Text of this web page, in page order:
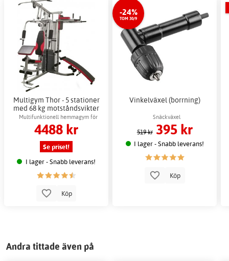
Multigym Thor - 5 stationer
med 68 kg motståndsvikter
Multifunktionell hemmagym för
helkroppsträning
4488 kr
Se priset!
I lager - Snabb leverans!
Köp
-24%
TOM 30/9
Vinkelväxel (borrning)
Snäckväxel
519 kr 395 kr
I lager - Snabb leverans!
Köp
Andra tittade även på